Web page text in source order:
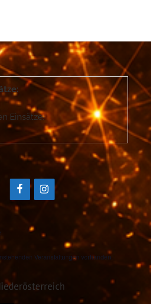
Einsätze.
Veranstaltungen vorhanden.